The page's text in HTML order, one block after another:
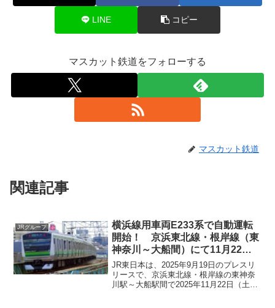
LINE コピー
マスカット鉄道をフォローする
マスカット鉄道
関連記事
JRグループ
横浜線用車両E233系で自動運転
開始！ 京浜東北線・根岸線（東
神奈川～大船間）にて11月22日
（土）より
JR東日本は、2025年9月19日のプレスリ
リースで、京浜東北線・根岸線の東神奈
川駅～大船駅間で2025年11月22日（土）